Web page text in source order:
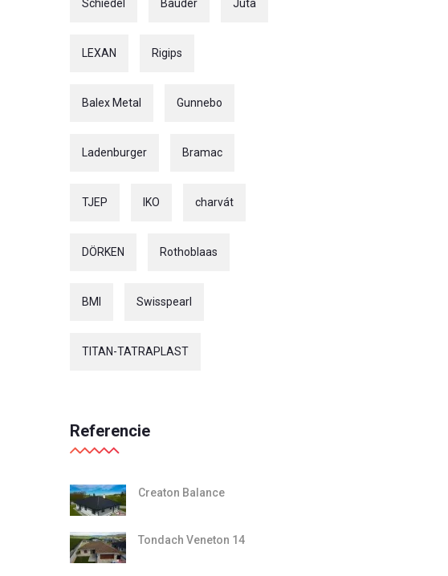
Schiedel Bauder Juta
LEXAN Rigips
Balex Metal Gunnebo
Ladenburger Bramac
TJEP IKO charvát
DÖRKEN Rothoblaas
BMI Swisspearl
TITAN-TATRAPLAST
Referencie
Creaton Balance
Tondach Veneton 14